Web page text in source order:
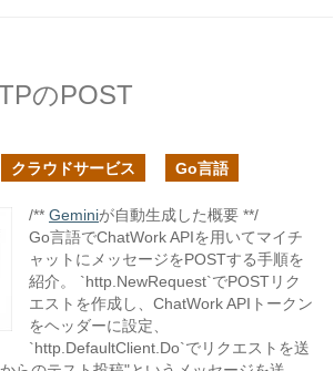
のPOST
クラウドサービス Go言語
/** Geminiが自動生成した概要 **/
Go言語でChatWork APIを用いてマイチ
ャットにメッセージをPOSTする手順を
紹介。 `http.NewRequest`でPOSTリク
エストを作成し、ChatWork APIトークン
をヘッダーに設定、
`http.DefaultClient.Do`でリクエストを送